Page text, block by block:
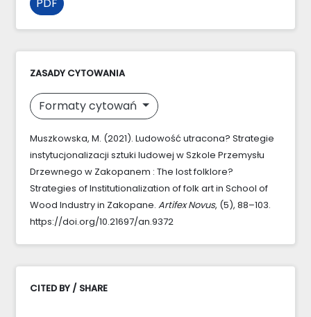
ZASADY CYTOWANIA
Formaty cytowań
Muszkowska, M. (2021). Ludowość utracona? Strategie
instytucjonalizacji sztuki ludowej w Szkole Przemysłu
Drzewnego w Zakopanem : The lost folklore?
Strategies of Institutionalization of folk art in School of
Wood Industry in Zakopane. Artifex Novus, (5), 88–103.
https://doi.org/10.21697/an.9372
CITED BY / SHARE